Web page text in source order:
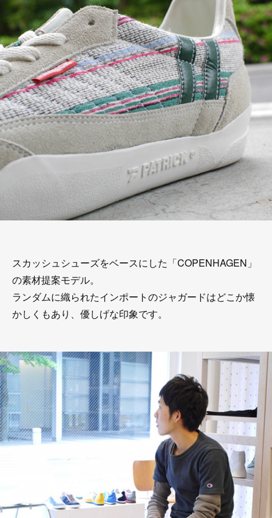
スカッシュシューズをベースにした「COPENHAGEN」
の素材提案モデル。
ランダムに織られたインポートのジャガードはどこか懐
かしくもあり、優しげな印象です。